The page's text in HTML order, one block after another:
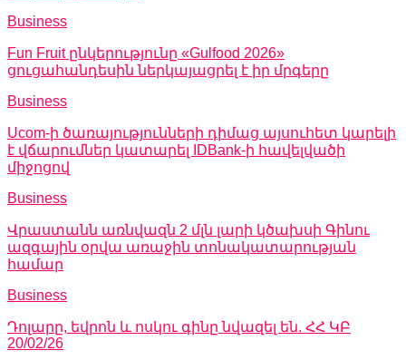
Business
Fun Fruit ընկերությունը «Gulfood 2026»
ցուցահանդեսին ներկայացրել է իր մրգերը
Business
Ucom-ի ծառայությունների դիմաց այսուհետ կարելի
է վճարումներ կատարել IDBank-ի հավելվածի
միջոցով
Business
Վրաստանն առնվազն 2 մլն լարի կծախսի Գինու
ազգային օրվա առաջին տոնակատարության
համար
Business
Դոլարը, եվրոն և ոսկու գինը նվազել են. ՀՀ ԿԲ
20/02/26